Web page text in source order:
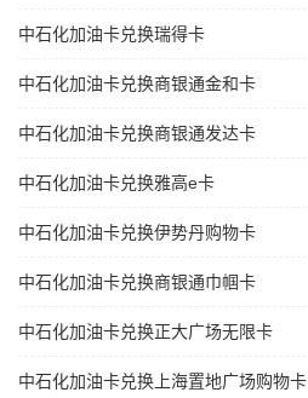
中石化加油卡兑换瑞得卡
中石化加油卡兑换商银通金和卡
中石化加油卡兑换商银通发达卡
中石化加油卡兑换雅高e卡
中石化加油卡兑换伊势丹购物卡
中石化加油卡兑换商银通巾帼卡
中石化加油卡兑换正大广场无限卡
中石化加油卡兑换上海置地广场购物卡